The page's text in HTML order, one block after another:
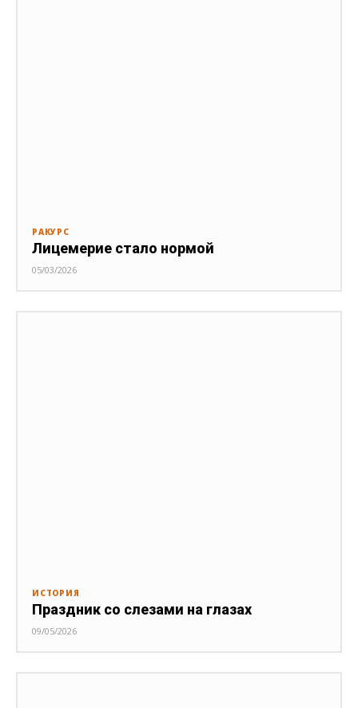
РАКУРС
Лицемерие стало нормой
05/03/2026
ИСТОРИЯ
Праздник со слезами на глазах
09/05/2026